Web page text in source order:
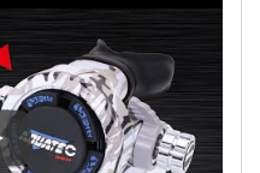
【Búvár-Aquatec】Hogyan